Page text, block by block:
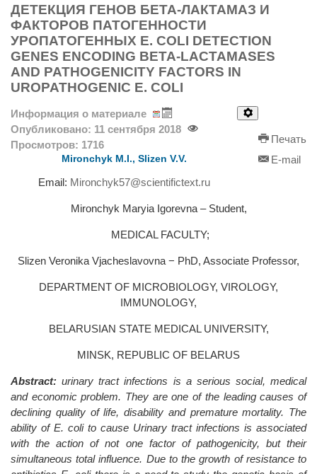
ДЕТЕКЦИЯ ГЕНОВ БЕТА-ЛАКТАМАЗ И
ФАКТОРОВ ПАТОГЕННОСТИ
УРОПАТОГЕННЫХ E. СOLI DETECTION
GENES ENCODING BETA-LACTAMASES
AND PATHOGENICITY FACTORS IN
UROPATHOGENIC E. COLI
Печать
E-mail
Информация о материале
Опубликовано: 11 сентября 2018
Просмотров: 1716
Mironchyk M.I., Slizen V.V.
Email: Mironchyk57@scientifictext.ru
Mironchyk Maryia Igorevna – Student,
MEDICAL FACULTY;
Slizen Veronika Vjacheslavovna − PhD, Associate Professor,
DEPARTMENT OF MICROBIOLOGY, VIROLOGY,
IMMUNOLOGY,
BELARUSIAN STATE MEDICAL UNIVERSITY,
MINSK, REPUBLIC OF BELARUS
Abstract: urinary tract infections is a serious social, medical
and economic problem. They are one of the leading causes of
declining quality of life, disability and premature mortality. The
ability of E. coli to cause Urinary tract infections is associated
with the action of not one factor of pathogenicity, but their
simultaneous total influence. Due to the growth of resistance to